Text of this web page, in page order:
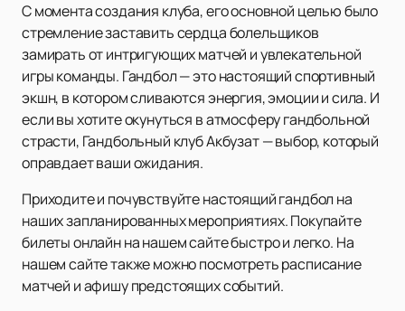
С момента создания клуба, его основной целью было
стремление заставить сердца болельщиков
замирать от интригующих матчей и увлекательной
игры команды. Гандбол — это настоящий спортивный
экшн, в котором сливаются энергия, эмоции и сила. И
если вы хотите окунуться в атмосферу гандбольной
страсти, Гандбольный клуб Акбузат — выбор, который
оправдает ваши ожидания.
Приходите и почувствуйте настоящий гандбол на
наших запланированных мероприятиях. Покупайте
билеты онлайн на нашем сайте быстро и легко. На
нашем сайте также можно посмотреть расписание
матчей и афишу предстоящих событий.